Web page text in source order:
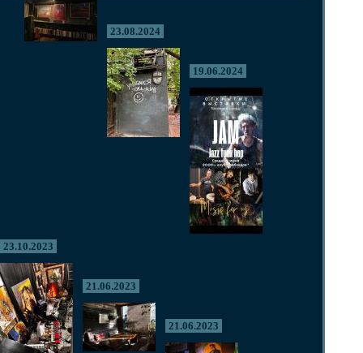
23.08.2024
19.06.2024
23.10.2023
21.06.2023
21.06.2023